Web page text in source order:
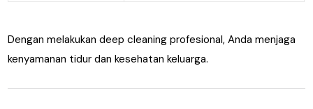
Dengan melakukan deep cleaning profesional, Anda menjaga
kenyamanan tidur dan kesehatan keluarga.